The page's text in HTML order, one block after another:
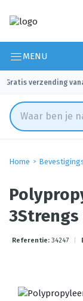
MENU
Gratis verzending
Home
3Strengs
Referentie: 34247